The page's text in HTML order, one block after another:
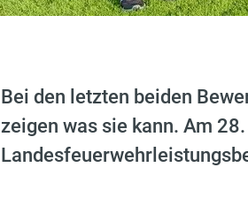
Bei den letzten beiden
zeigen was sie kann. Am